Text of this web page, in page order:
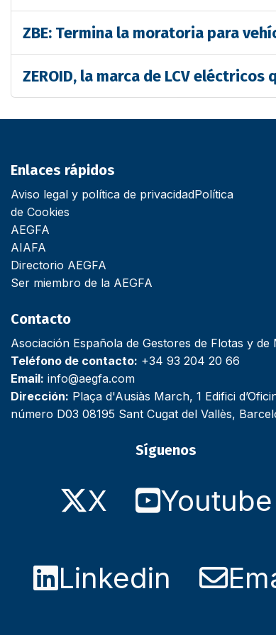
ZBE: Termina la moratoria para
ZEROID, la marca de LCV
Enlaces rápidos
Aviso legal y política de privacidadPolítica
de Cookies
AEGFA
AIAFA
Directorio AEGFA
Ser miembro de la AEGFA
Contacto
Asociación Española de Gestores de Flotas y de
Teléfono de contacto: +34 93 204 20 66
Email: info@aegfa.com
Dirección: Plaça d'Ausiàs March, 1 Edifici
número D03 08195 Sant Cugat del Vallès,
Síguenos
X Youtube
Linkedin